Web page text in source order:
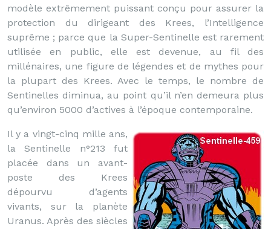
modèle extrêmement puissant conçu pour assurer la
protection du dirigeant des Krees, l’Intelligence
suprême ; parce que la Super-Sentinelle est rarement
utilisée en public, elle est devenue, au fil des
millénaires, une figure de légendes et de mythes pour
la plupart des Krees. Avec le temps, le nombre de
Sentinelles diminua, au point qu’il n’en demeura plus
qu’environ 5000 d’actives à l’époque contemporaine.
Il y a vingt-cinq mille ans,
la Sentinelle n°213 fut
placée dans un avant-
poste des Krees
dépourvu d’agents
vivants, sur la planète
Uranus. Après des siècles